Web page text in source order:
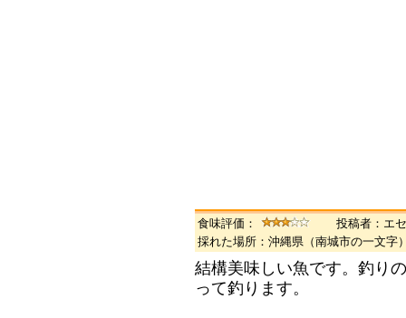
食味評価：
投稿者：エ
採れた場所：沖縄県（南城市の一
結構美味しい魚です。釣り
って釣ります。